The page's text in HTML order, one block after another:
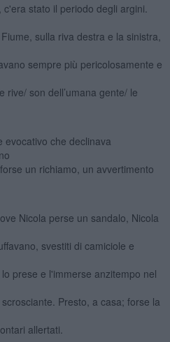
stato il periodo degli argini.
sulla riva destra e la sinistra,
sempre più pericolosamente e
rive/ son dell’umana gente/ le
evocativo che declinava
un richiamo, un avvertimento
Nicola perse un sandalo, Nicola
svestiti di camiciole e
prese e l'immerse anzitempo nel
Presto, a casa; forse la
allertati.